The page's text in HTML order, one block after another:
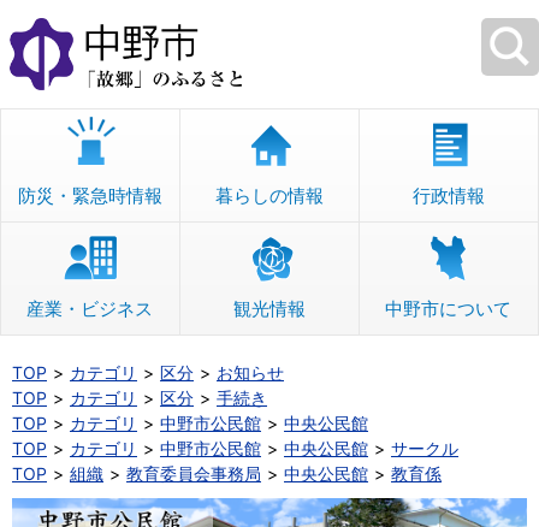
本
文
へ
移
防災・緊急時情報 暮らしの情報 行政情報
産業・ビジネス 観光情報 中野市について
TOP カテゴリ 区分
お知らせ
TOP
カテゴリ 区分
手続き
TOP
カテゴリ 中野市公民館
中央公民館
TOP
カテゴリ 中野市公民館 中央公民館
サークル
TOP
組織 教育委員会事務局 中央公民館 教育係